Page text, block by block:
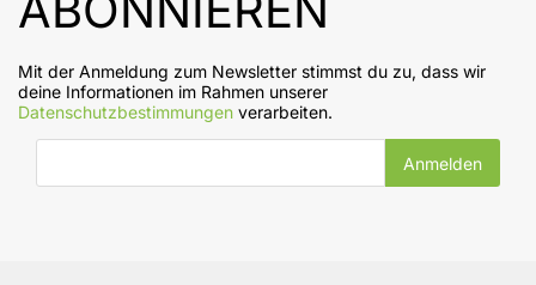
Mit der Anmeldung zum Newsletter stimmst du zu, dass wir
deine Informationen im Rahmen unserer
Datenschutzbestimmungen verarbeiten.
E-Mail-Adresse